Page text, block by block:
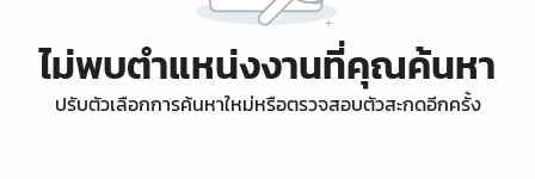
ไม่พบตำแหน่งงานที่คุณค้นหา
ปรับตัวเลือกการค้นหาใหม่หรือตรวจสอบตัวสะกดอีกครั้ง